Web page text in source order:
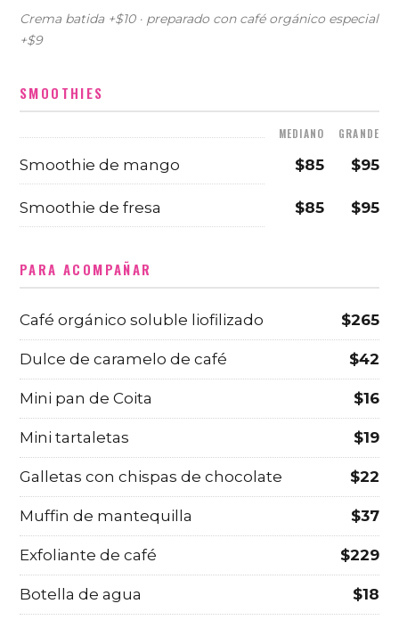
Crema batida +$10 · preparado con café orgánico especial
+$9
SMOOTHIES
MEDIANO GRANDE
Smoothie de mango $85 $95
Smoothie de fresa $85 $95
PARA ACOMPAÑAR
Café orgánico soluble liofilizado $265
Dulce de caramelo de café $42
Mini pan de Coita $16
Mini tartaletas $19
Galletas con chispas de chocolate $22
Muffin de mantequilla $37
Exfoliante de café $229
Botella de agua $18